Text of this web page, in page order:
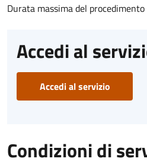
Durata massima del
Accedi al
Accedi al servizio
Condizioni di